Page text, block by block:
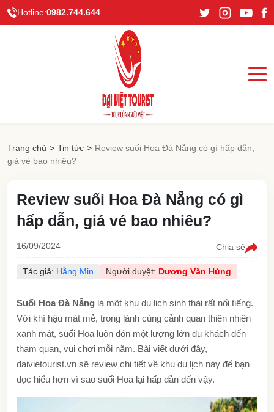
Hotline:0982.744.644
Trang chủ > Tin tức > Review suối Hoa Đà Nẵng có gì hấp dẫn,
giá vé bao nhiêu?
Review suối Hoa Đà Nẵng có gì
hấp dẫn, giá vé bao nhiêu?
16/09/2024 Chia sẻ
Tác giả: Hằng Min Người duyệt: Dương Văn Hùng
Suối Hoa Đà Nẵng là một khu du lịch sinh thái rất nổi tiếng.
Với khí hậu mát mẻ, trong lành cùng cảnh quan thiên nhiên
xanh mát, suối Hoa luôn đón một lượng lớn du khách đến
tham quan, vui chơi mỗi năm. Bài viết dưới đây,
daivietourist.vn sẽ review chi tiết về khu du lịch này để bạn
đọc hiểu hơn vì sao suối Hoa lại hấp dẫn đến vậy.